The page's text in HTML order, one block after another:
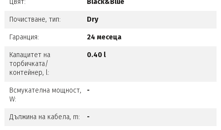
Цвят: Black&Blue
Почистване, тип: Dry
Гаранция: 24 месеца
Капацитет на
торбичката/
контейнер, l:
0.40 l
Всмукателна мощност,
W:
-
Дължина на кабела, m: -